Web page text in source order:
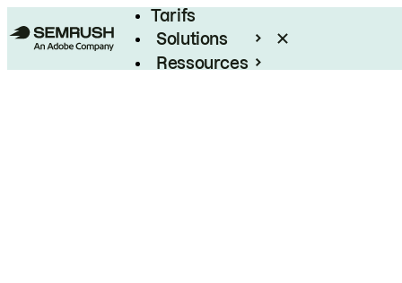
Tarifs
Solutions
Ressources